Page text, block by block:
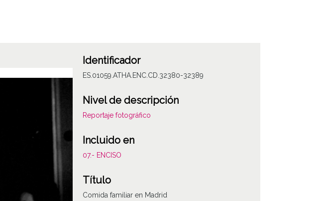
Identificador
ES.01059.ATHA.ENC.CD.32380-32389
Nivel de descripción
Reportaje fotográfico
Incluido en
07.- ENCISO
Título
Comida familiar en Madrid